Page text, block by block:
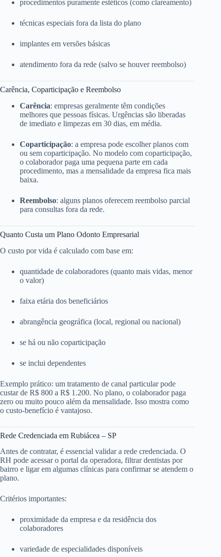
procedimentos puramente estéticos (como clareamento)
técnicas especiais fora da lista do plano
implantes em versões básicas
atendimento fora da rede (salvo se houver reembolso)
Carência, Coparticipação e Reembolso
Carência: empresas geralmente têm condições
melhores que pessoas físicas. Urgências são liberadas
de imediato e limpezas em 30 dias, em média.
Coparticipação: a empresa pode escolher planos com
ou sem coparticipação. No modelo com coparticipação,
o colaborador paga uma pequena parte em cada
procedimento, mas a mensalidade da empresa fica mais
baixa.
Reembolso: alguns planos oferecem reembolso parcial
para consultas fora da rede.
Quanto Custa um Plano Odonto Empresarial
O custo por vida é calculado com base em:
quantidade de colaboradores (quanto mais vidas, menor
o valor)
faixa etária dos beneficiários
abrangência geográfica (local, regional ou nacional)
se há ou não coparticipação
se inclui dependentes
Exemplo prático: um tratamento de canal particular pode
custar de R$ 800 a R$ 1.200. No plano, o colaborador paga
zero ou muito pouco além da mensalidade. Isso mostra como
o custo-benefício é vantajoso.
Rede Credenciada em Rubiácea – SP
Antes de contratar, é essencial validar a rede credenciada. O
RH pode acessar o portal da operadora, filtrar dentistas por
bairro e ligar em algumas clínicas para confirmar se atendem o
plano.
Critérios importantes:
proximidade da empresa e da residência dos
colaboradores
variedade de especialidades disponíveis